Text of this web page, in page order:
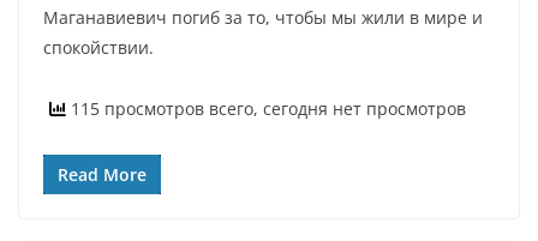
Маганавиевич погиб за то, чтобы мы жили в мире и
спокойствии.
115 просмотров всего, сегодня нет просмотров
Read More